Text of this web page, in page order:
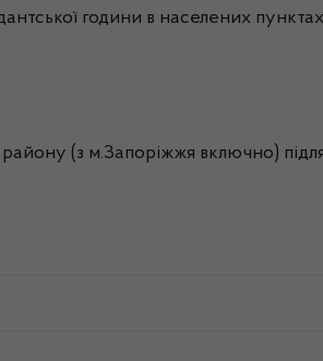
години в населених
району (з м.Запоріжжя включно)